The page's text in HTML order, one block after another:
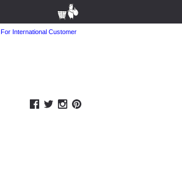
For International Customer